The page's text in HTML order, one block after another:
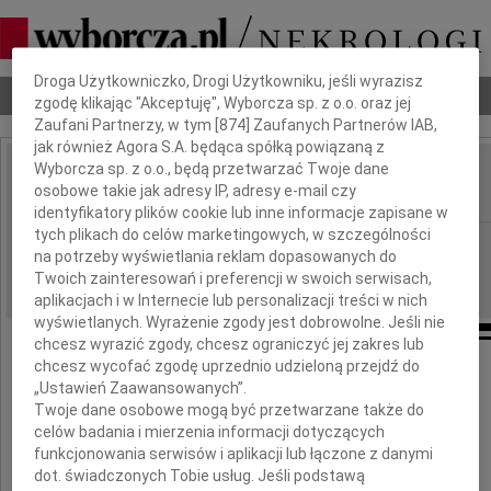
Nekrologi Odeszli Poradnik pogrzebowy
IMIĘ I NAZWISKO: Halina Szterner
REGION: Warszawa
DATA EMISJI: 27.08.2013
nasza najukochańsza Mama i Babcia
Dbamy o Twoją prywatność
Droga Użytkowniczko, Drogi Użytkowniku, jeśli wyrazisz
zgodę klikając "Akceptuję", Wyborcza sp. z o.o. oraz jej
Zaufani Partnerzy, w tym [874 ] Zaufanych Partnerów IAB,
jak również Agora S.A. będąca spółką powiązaną z
Wyborcza sp. z o.o., będą przetwarzać Twoje dane
osobowe takie jak adresy IP, adresy e-mail czy
identyfikatory plików cookie lub inne informacje zapisane w
tych plikach do celów marketingowych, w szczególności
na potrzeby wyświetlania reklam dopasowanych do
Twoich zainteresowań i preferencji w swoich serwisach,
aplikacjach i w Internecie lub personalizacji treści w nich
wyświetlanych. Wyrażenie zgody jest dobrowolne. Jeśli nie
chcesz wyrazić zgody, chcesz ograniczyć jej zakres lub
chcesz wycofać zgodę uprzednio udzieloną przejdź do
„Ustawień Zaawansowanych”.
Twoje dane osobowe mogą być przetwarzane także do
celów badania i mierzenia informacji dotyczących
funkcjonowania serwisów i aplikacji lub łączone z danymi
dot. świadczonych Tobie usług. Jeśli podstawą